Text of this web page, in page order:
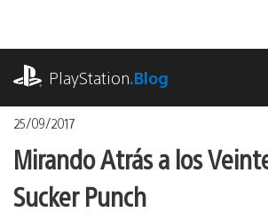
contenido
PlayStation.Blog
25/09/2017
Mirando Atrás a los
Sucker Punch